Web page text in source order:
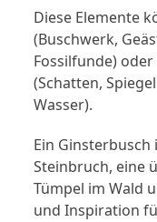
Diese Elemente
(Buschwerk,
Fossilfunde)
(Schatten,
Wasser).
Ein
Steinbruch, eine
Tümpel im Wald
und Inspiration